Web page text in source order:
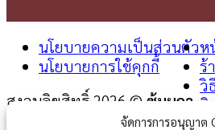
จัดการการอนุญาต
นโยบายความเป็นส่วนตัว
นโยบายการใช้คุกกี้
สงวนลิขสิทธิ์ 2026 © ซุ้มผกา
ห
ร้
วิ
ติ